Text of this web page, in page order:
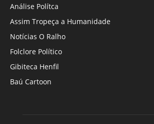
Análise Polítca
Assim Tropeça a Humanidade
Notícias O Ralho
Folclore Político
Gibiteca Henfil
Baú Cartoon